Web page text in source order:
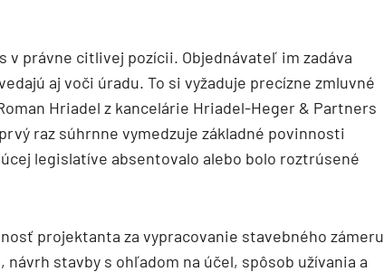
v právne citlivej pozícii. Objednávateľ im zadáva
aj voči úradu. To si vyžaduje precízne zmluvné
Hriadel z kancelárie Hriadel-Heger & Partners
raz súhrnne vymedzuje základné povinnosti
legislatíve absentovalo alebo bolo roztrúsené
projektanta za vypracovanie stavebného zámeru
stavby s ohľadom na účel, spôsob užívania a